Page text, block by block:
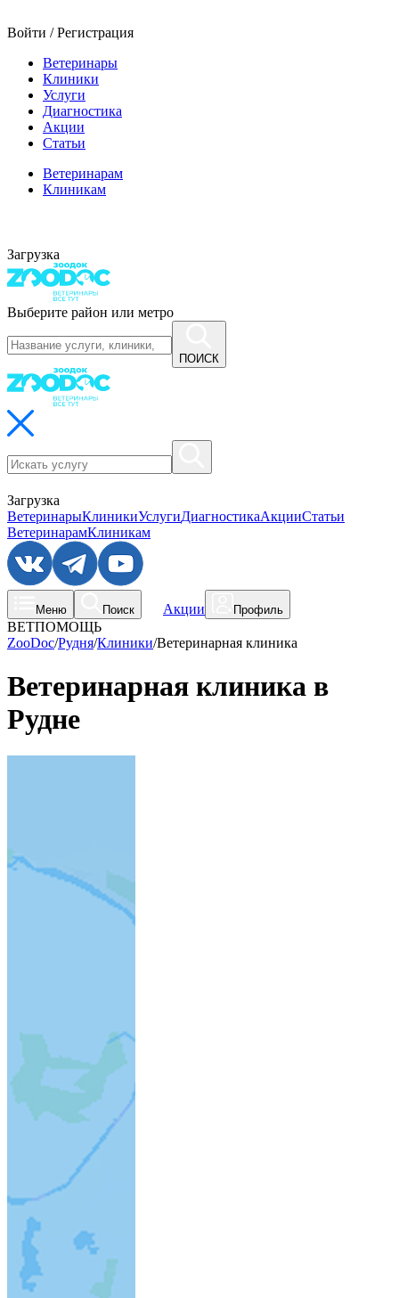
Войти / Регистрация
Ветеринары
Клиники
Услуги
Диагностика
Акции
Статьи
Ветеринарам
Клиникам
Загрузка
Выберите район или метро
ПОИСК
Загрузка
ВетеринарыКлиникиУслугиДиагностикаАкцииСтатьи
ВетеринарамКлиникам
Меню Поиск Акции Профиль
ВЕТПОМОЩЬ
ZooDoc/Рудня/Клиники/Ветеринарная клиника
Ветеринарная клиника в
Рудне